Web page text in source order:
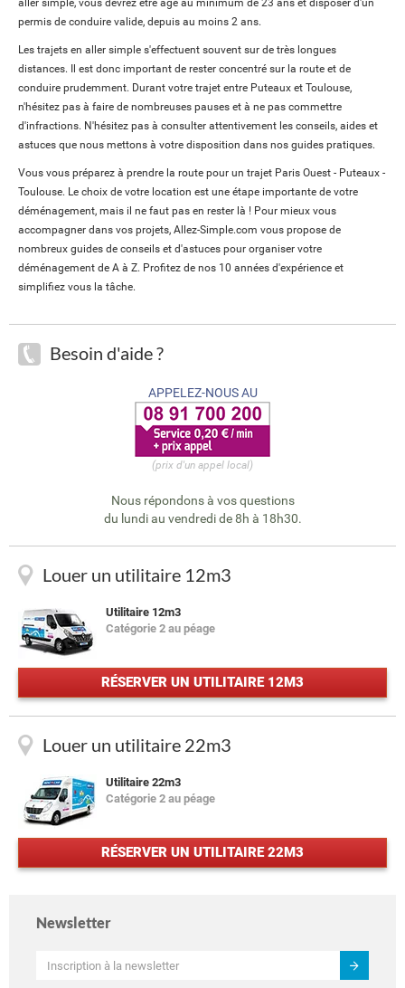
aller simple, vous devrez être âgé au minimum de 23 ans et disposer d'un
permis de conduire valide, depuis au moins 2 ans.
Les trajets en aller simple s'effectuent souvent sur de très longues
distances. Il est donc important de rester concentré sur la route et de
conduire prudemment. Durant votre trajet entre Puteaux et Toulouse,
n'hésitez pas à faire de nombreuses pauses et à ne pas commettre
d'infractions. N'hésitez pas à consulter attentivement les conseils, aides et
astuces que nous mettons à votre disposition dans nos guides pratiques.
Vous vous préparez à prendre la route pour un trajet Paris Ouest - Puteaux -
Toulouse. Le choix de votre location est une étape importante de votre
déménagement, mais il ne faut pas en rester là ! Pour mieux vous
accompagner dans vos projets, Allez-Simple.com vous propose de
nombreux guides de conseils et d'astuces pour organiser votre
déménagement de A à Z. Profitez de nos 10 années d'expérience et
simplifiez vous la tâche.
Besoin d'aide ?
APPELEZ-NOUS AU
(prix d'un appel local)
Nous répondons à vos questions
du lundi au vendredi de 8h à 18h30.
Louer un utilitaire 12m3
Utilitaire 12m3
Catégorie 2 au péage
RÉSERVER UN UTILITAIRE 12M3
Louer un utilitaire 22m3
Utilitaire 22m3
Catégorie 2 au péage
RÉSERVER UN UTILITAIRE 22M3
Newsletter